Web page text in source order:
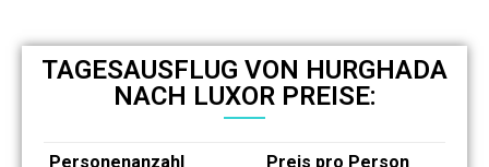
TAGESAUSFLUG VON HURGHADA
NACH LUXOR PREISE:
Personenanzahl
Preis pro Person